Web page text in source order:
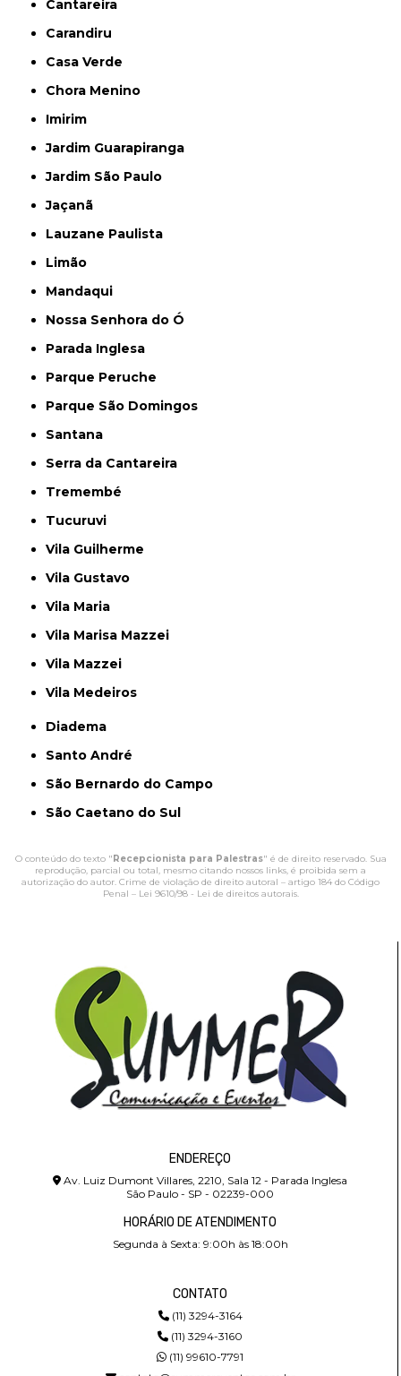
Cantareira
Carandiru
Casa Verde
Chora Menino
Imirim
Jardim Guarapiranga
Jardim São Paulo
Jaçanã
Lauzane Paulista
Limão
Mandaqui
Nossa Senhora do Ó
Parada Inglesa
Parque Peruche
Parque São Domingos
Santana
Serra da Cantareira
Tremembé
Tucuruvi
Vila Guilherme
Vila Gustavo
Vila Maria
Vila Marisa Mazzei
Vila Mazzei
Vila Medeiros
Diadema
Santo André
São Bernardo do Campo
São Caetano do Sul
O conteúdo do texto "Recepcionista para Palestras" é de direito reservado. Sua
reprodução, parcial ou total, mesmo citando nossos links, é proibida sem a
autorização do autor. Crime de violação de direito autoral – artigo 184 do Código
Penal – Lei 9610/98 - Lei de direitos autorais.
ENDEREÇO
Av. Luiz Dumont Villares, 2210, Sala 12 - Parada Inglesa
São Paulo - SP - 02239-000
HORÁRIO DE ATENDIMENTO
Segunda à Sexta: 9:00h às 18:00h
CONTATO
(11) 3294-3164
(11) 3294-3160
(11) 99610-7791